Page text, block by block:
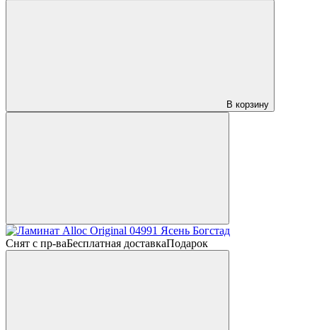
В корзину
Снят с пр-ваБесплатная доставкаПодарок